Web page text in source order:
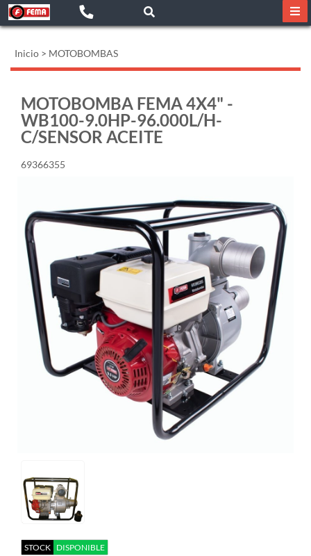
Inicio > MOTOBOMBAS
MOTOBOMBA FEMA 4X4" -
WB100-9.0HP-96.000L/H-
C/SENSOR ACEITE
69366355
STOCK DISPONIBLE